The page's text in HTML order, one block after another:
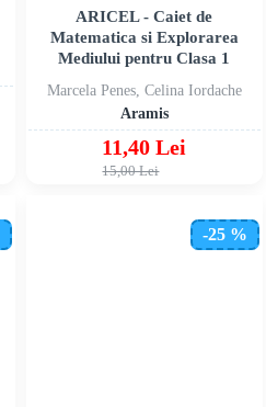
Marcela Penes, Celina Iordache
Aramis
ARICEL - Caiet de
Matematica si Explorarea
Mediului pentru Clasa 1
11,40 Lei
15,00 Lei
-25 %